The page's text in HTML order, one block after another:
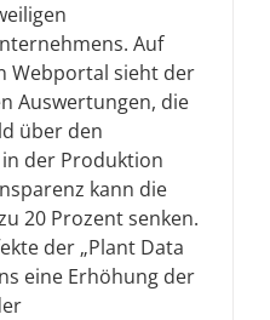
Auf
Webportal sieht der
Auswertungen, die
über den
der Produktion
kann die
20 Prozent senken.
der „Plant Data
eine Erhöhung der